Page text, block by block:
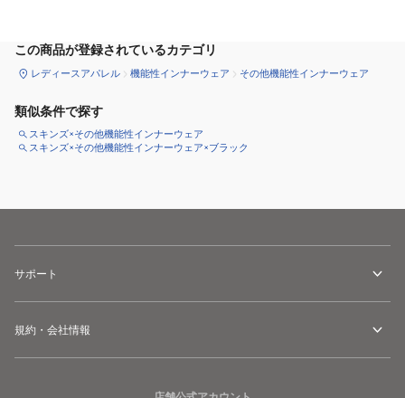
この商品が登録されているカテゴリ
レディースアパレル 機能性インナーウェア その他機能性インナーウェア
類似条件で探す
スキンズ×その他機能性インナーウェア
スキンズ×その他機能性インナーウェア×ブラック
サポート
規約・会社情報